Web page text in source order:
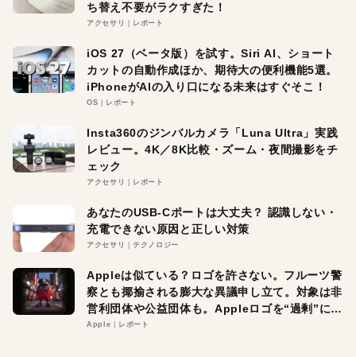
ち替え不要がラクすぎた！
アクセサリ レポート
iOS 27（ベータ版）を試す。Siri AI、ショート
カットの自動作成ほか、期待大の便利機能5選。
iPhoneがAIの入り口になる未来はすぐそこ！
OS レポート
Insta360のジンバルカメラ「Luna Ultra」実践
レビュー。4K／8K比較・ズーム・夜間撮影をチ
ェック
アクセサリ レポート
あなたのUSB-Cポートは大丈夫？ 認識しない・
充電できない原因と正しい対策
アクセサリ テクノロジー
Appleは似ている？ロゴを許さない。フルーツ警
察とも揶揄される膨大な異議申し立て。対象は非
営利団体や公益団体も。Appleロゴを“過剰”に守
る理由とは
Apple レポート